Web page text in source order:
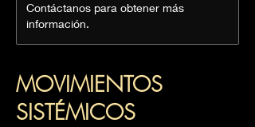
Contáctanos para obtener más
información.
MOVIMIENTOS
SISTÉMICOS